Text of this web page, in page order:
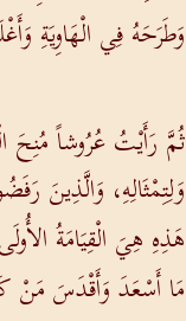
وَطَرَحَهُ فِي الْهَاوِيَةِ
ثُمَّ رَأَيْتُ عُرُوشاً مُنِحَ
وَلِتِمْثَالِهِ، وَالَّذِينَ
هَذِهِ هِيَ الْقِيَامَةُ
مَا أَسْعَدَ وَأَقْدَسَ مَنْ